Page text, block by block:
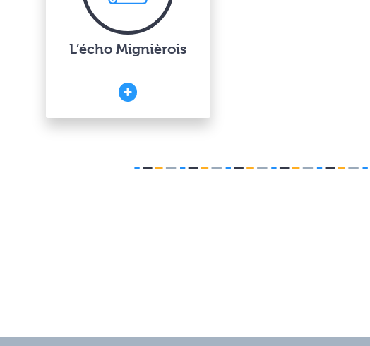
L’écho Mignièrois